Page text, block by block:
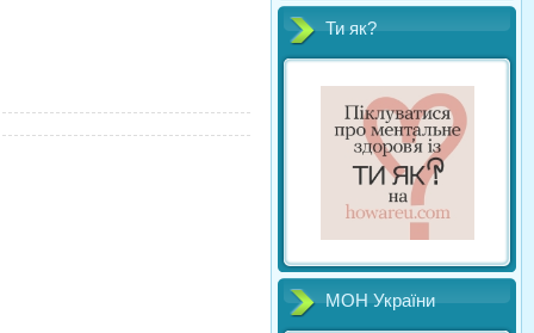
Ти як?
МОН України